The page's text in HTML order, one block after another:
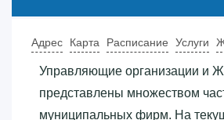
Адрес Карта Расписание Услуги
Управляющие организации и
представлены множеством
муниципальных фирм. На